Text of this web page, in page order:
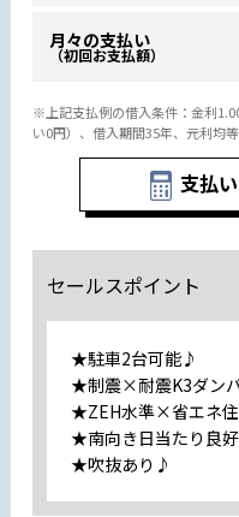
月々の支払い
（初回お支払額）
※上記支払例の借入条件：金利
い0円）、借入期間35年、元利均
支払
セールスポイント
★駐車2台可能♪
★制震×耐震K3ダン
★ZEH水準×省エネ
★南向き日当たり良
★吹抜あり♪